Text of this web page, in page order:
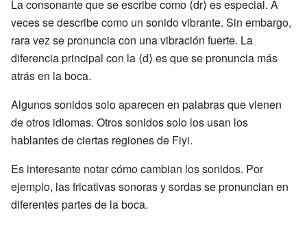
La consonante que se escribe como ⟨dr⟩ es especial. A
veces se describe como un sonido vibrante. Sin embargo,
rara vez se pronuncia con una vibración fuerte. La
diferencia principal con la ⟨d⟩ es que se pronuncia más
atrás en la boca.
Algunos sonidos solo aparecen en palabras que vienen
de otros idiomas. Otros sonidos solo los usan los
hablantes de ciertas regiones de Fiyi.
Es interesante notar cómo cambian los sonidos. Por
ejemplo, las fricativas sonoras y sordas se pronuncian en
diferentes partes de la boca.